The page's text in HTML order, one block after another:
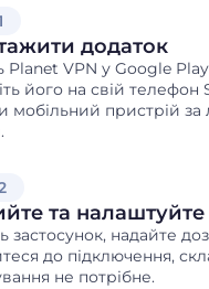
додаток
Planet VPN у Google
його на свій телефон
мобільний пристрій за
та налаштуйте
застосунок, надайте
до підключення,
не потрібне.